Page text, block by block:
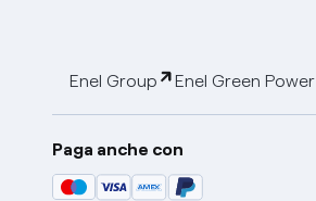
Enel Group Enel Green Power
Paga anche con